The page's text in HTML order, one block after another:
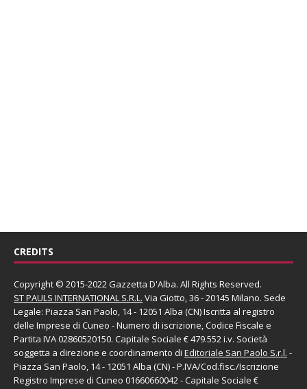
CREDITS
Copyright © 2015-2022 Gazzetta D'Alba. All Rights Reserved.
ST PAULS INTERNATIONAL S.R.L. Via Giotto, 36 - 20145 Milano. Sede
Legale: Piazza San Paolo, 14 - 12051 Alba (CN) Iscritta al registro
delle Imprese di Cuneo - Numero di iscrizione, Codice Fiscale e
Partita IVA 02860520150. Capitale Sociale € 479.552 i.v. Società
soggetta a direzione e coordinamento di Editoriale San Paolo S.r.l. -
Piazza San Paolo, 14 - 12051 Alba (CN) - P.IVA/Cod.fisc./Iscrizione
Registro Imprese di Cuneo 01660660042 - Capitale Sociale €